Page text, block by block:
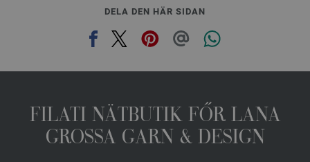
DELA DEN HÄR SIDAN
FILATI NÄTBUTIK FŐR LANA
GROSSA GARN & DESIGN